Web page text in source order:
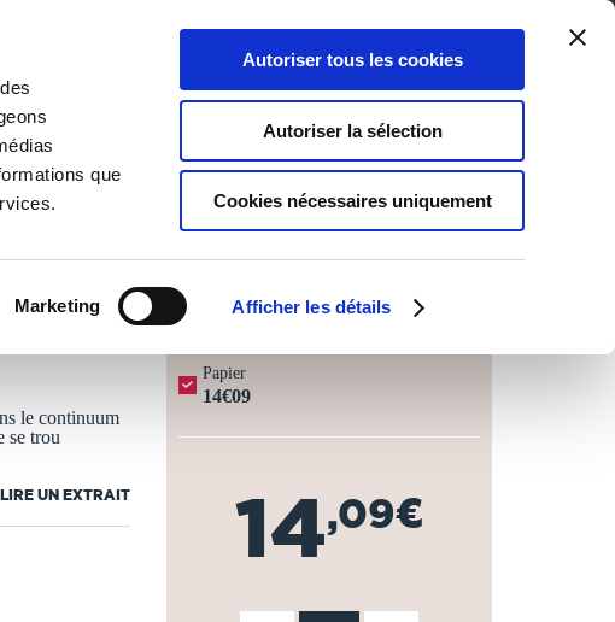
que
Marketing Afficher les détails
Autoriser tous les cookies
Autoriser la sélection
Cookies nécessaires uniquement
0
Panier
0
Ma liste
Connexion
À 5 JOURS OUVRÉS ⏱️
le continuum
se trou
LIRE UN EXTRAIT
Papier
14€09
14,09€